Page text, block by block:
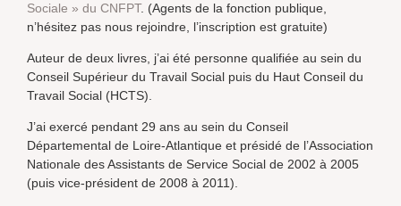
Sociale » du CNFPT. (Agents de la fonction publique,
n’hésitez pas nous rejoindre, l’inscription est gratuite)
Auteur de deux livres, j’ai été personne qualifiée au sein du
Conseil Supérieur du Travail Social puis du Haut Conseil du
Travail Social (HCTS).
J’ai exercé pendant 29 ans au sein du Conseil
Départemental de Loire-Atlantique et présidé de l’Association
Nationale des Assistants de Service Social de 2002 à 2005
(puis vice-président de 2008 à 2011).